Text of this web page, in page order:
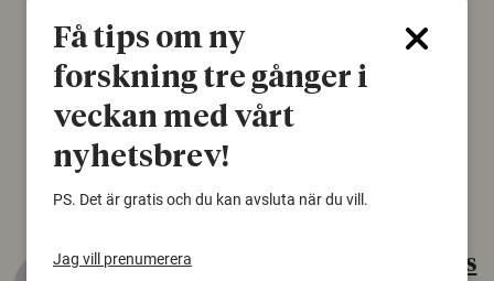
Personer som är mer benägna att tro på
konspirationsteorier är ofta mer mottagliga
för rysk desinformation. Det visar en studie
från Försvarshögskolan med deltagare i fyra
europeiska länder.
Säkerhetspolitik
Gammalt skinn var Sveriges
Få tips om ny
forskning tre gånger i
veckan med vårt
nyhetsbrev!
PS. Det är gratis och du kan avsluta när du vill.
Jag vill prenumerera